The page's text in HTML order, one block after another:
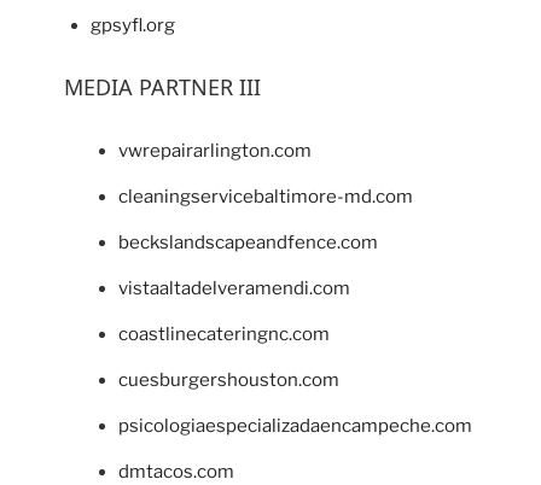
gpsyfl.org
MEDIA PARTNER III
vwrepairarlington.com
cleaningservicebaltimore-md.com
beckslandscapeandfence.com
vistaaltadelveramendi.com
coastlinecateringnc.com
cuesburgershouston.com
psicologiaespecializadaencampeche.com
dmtacos.com